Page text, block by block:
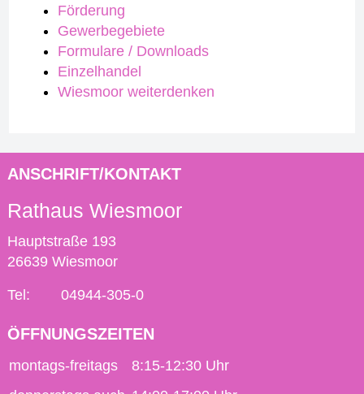
Förderung
Gewerbegebiete
Formulare / Downloads
Einzelhandel
Wiesmoor weiterdenken
ANSCHRIFT/KONTAKT
Rathaus Wiesmoor
Hauptstraße 193
26639 Wiesmoor
Tel: 04944-305-0
ÖFFNUNGSZEITEN
montags-freitags
8:15-12:30 Uhr